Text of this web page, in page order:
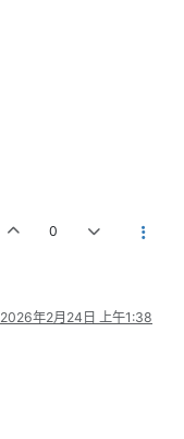
0
2026年2月24日 上午1:38